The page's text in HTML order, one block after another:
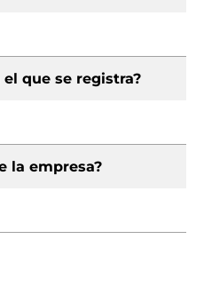
que se registra?
la empresa?